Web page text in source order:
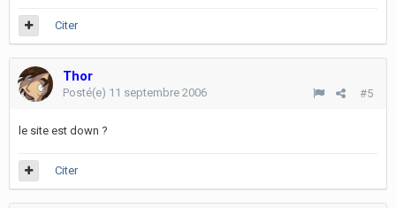
Citer
Thor
#5
Posté(e) 11 septembre 2006
le site est down ?
Citer